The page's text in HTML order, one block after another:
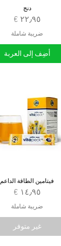
دنج
السعر
ضريبة شاملة
أضِف إلى العربة
فيتامين الطاقة الداعم
السعر
ضريبة شاملة
غير متوفر